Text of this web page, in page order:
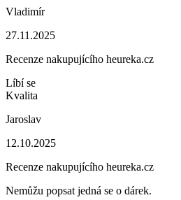
Vladimír
27.11.2025
Recenze nakupujícího heureka.cz
Líbí se
Kvalita
Jaroslav
12.10.2025
Recenze nakupujícího heureka.cz
Nemůžu popsat jedná se o dárek.